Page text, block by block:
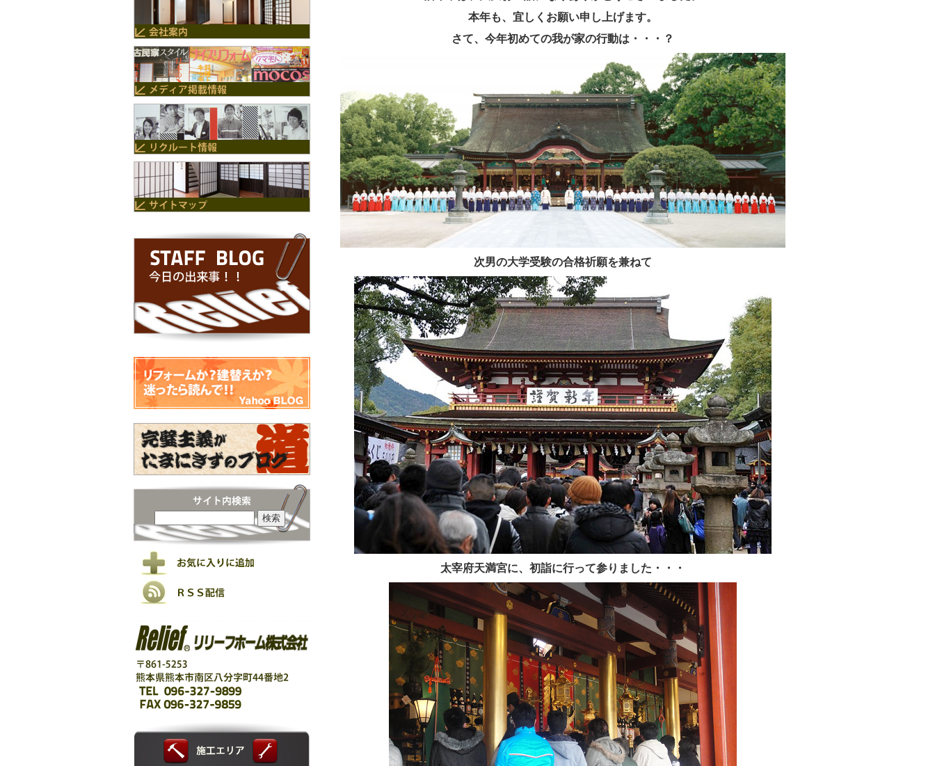
本年も、宜しくお願い申し上げます。
さて、今年初めての我が家の行動は・・・？
次男の大学受験の合格祈願を兼ねて
太宰府天満宮に、初詣に行って参りました・・・